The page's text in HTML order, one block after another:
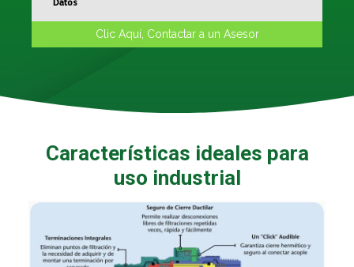
Características ideales para
uso industrial